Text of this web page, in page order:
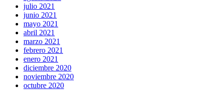
julio 2021
junio 2021
mayo 2021
abril 2021
marzo 2021
febrero 2021
enero 2021
diciembre 2020
noviembre 2020
octubre 2020